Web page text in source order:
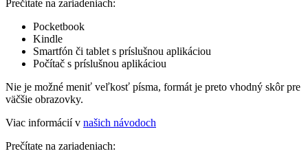
Prečítate na zariadeniach:
Pocketbook
Kindle
Smartfón či tablet s príslušnou aplikáciou
Počítač s príslušnou aplikáciou
Nie je možné meniť veľkosť písma, formát je preto vhodný skôr pre
väčšie obrazovky.
Viac informácií v našich návodoch
Prečítate na zariadeniach: